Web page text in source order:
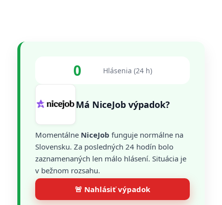
0 Hlásenia (24 h)
Má NiceJob výpadok?
Momentálne NiceJob funguje normálne na
Slovensku. Za posledných 24 hodín bolo
zaznamenaných len málo hlásení. Situácia je
v bežnom rozsahu.
🚨 Nahlásiť výpadok